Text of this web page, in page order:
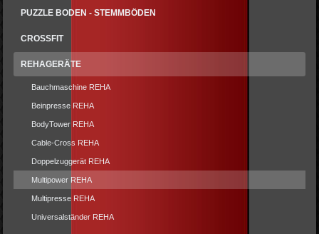
PUZZLE BODEN - STEMMBÖDEN
CROSSFIT
REHAGERÄTE
Bauchmaschine REHA
Beinpresse REHA
BodyTower REHA
Cable-Cross REHA
Doppelzuggerät REHA
Multipower REHA
Multipresse REHA
Universalständer REHA